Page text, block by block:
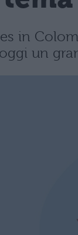
in
un